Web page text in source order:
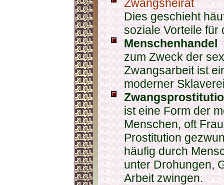
Zwangsheirat
Dies geschieht
soziale Vorteile für
Menschenhandel
zum Zweck der
Zwangsarbeit ist
moderner
ist eine Form der
Menschen, oft
Prostitution
häufig durch
unter Drohungen,
Arbeit zwingen.